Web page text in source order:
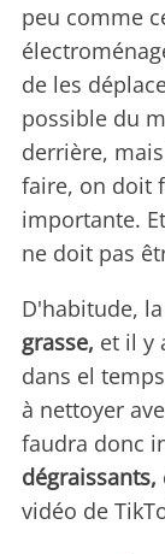
peu comme
de les
possible du
derrière,
faire, on doit
importante.
ne doit pas
D'habitude, la
grasse, et il y
dans el
à nettoyer
faudra donc
dégraissants,
vidéo de